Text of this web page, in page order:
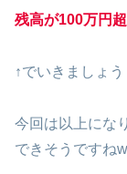
残高が100万円超
↑でいきましょう
今回は以上にな
できそうですねw